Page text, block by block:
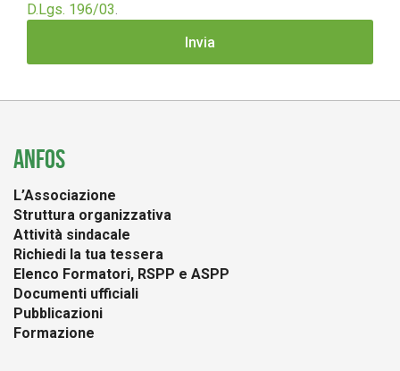
D.Lgs. 196/03.
ANFOS
L’Associazione
Struttura organizzativa
Attività sindacale
Richiedi la tua tessera
Elenco Formatori, RSPP e ASPP
Documenti ufficiali
Pubblicazioni
Formazione